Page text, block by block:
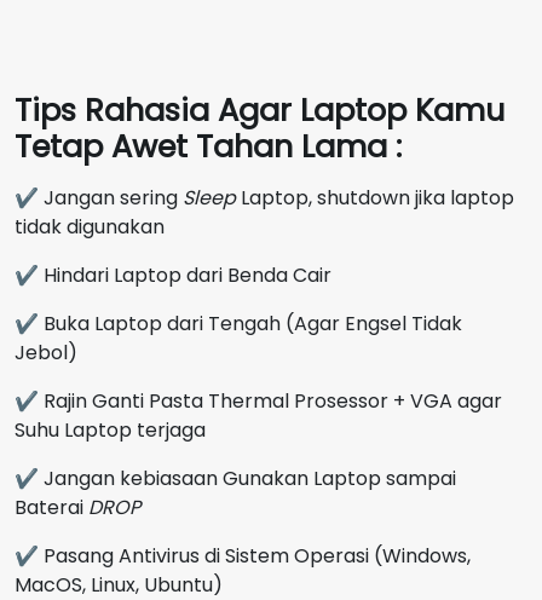
Tips Rahasia Agar Laptop Kamu
Tetap Awet Tahan Lama :
✔ Jangan sering SleepLaptop, shutdown jika laptop
tidak digunakan
✔ Hindari Laptop dari Benda Cair
✔ Buka Laptop dari Tengah (Agar Engsel Tidak
Jebol)
✔ Rajin Ganti Pasta Thermal Prosessor + VGA agar
Suhu Laptop terjaga
✔ Jangan kebiasaan Gunakan Laptop sampai
Baterai DROP
✔ Pasang Antivirus di Sistem Operasi (Windows,
MacOS, Linux, Ubuntu)